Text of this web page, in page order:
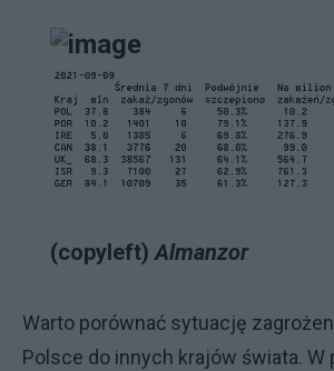
(copyleft)Almanzor
Warto porównać sytuację
Polsce do innych krajów świata.